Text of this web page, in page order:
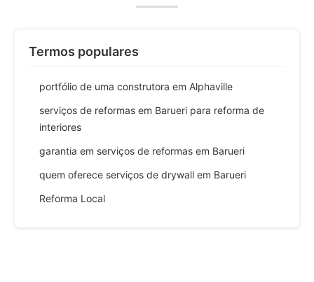
Termos populares
portfólio de uma construtora em Alphaville
serviços de reformas em Barueri para reforma de
interiores
garantia em serviços de reformas em Barueri
quem oferece serviços de drywall em Barueri
Reforma Local